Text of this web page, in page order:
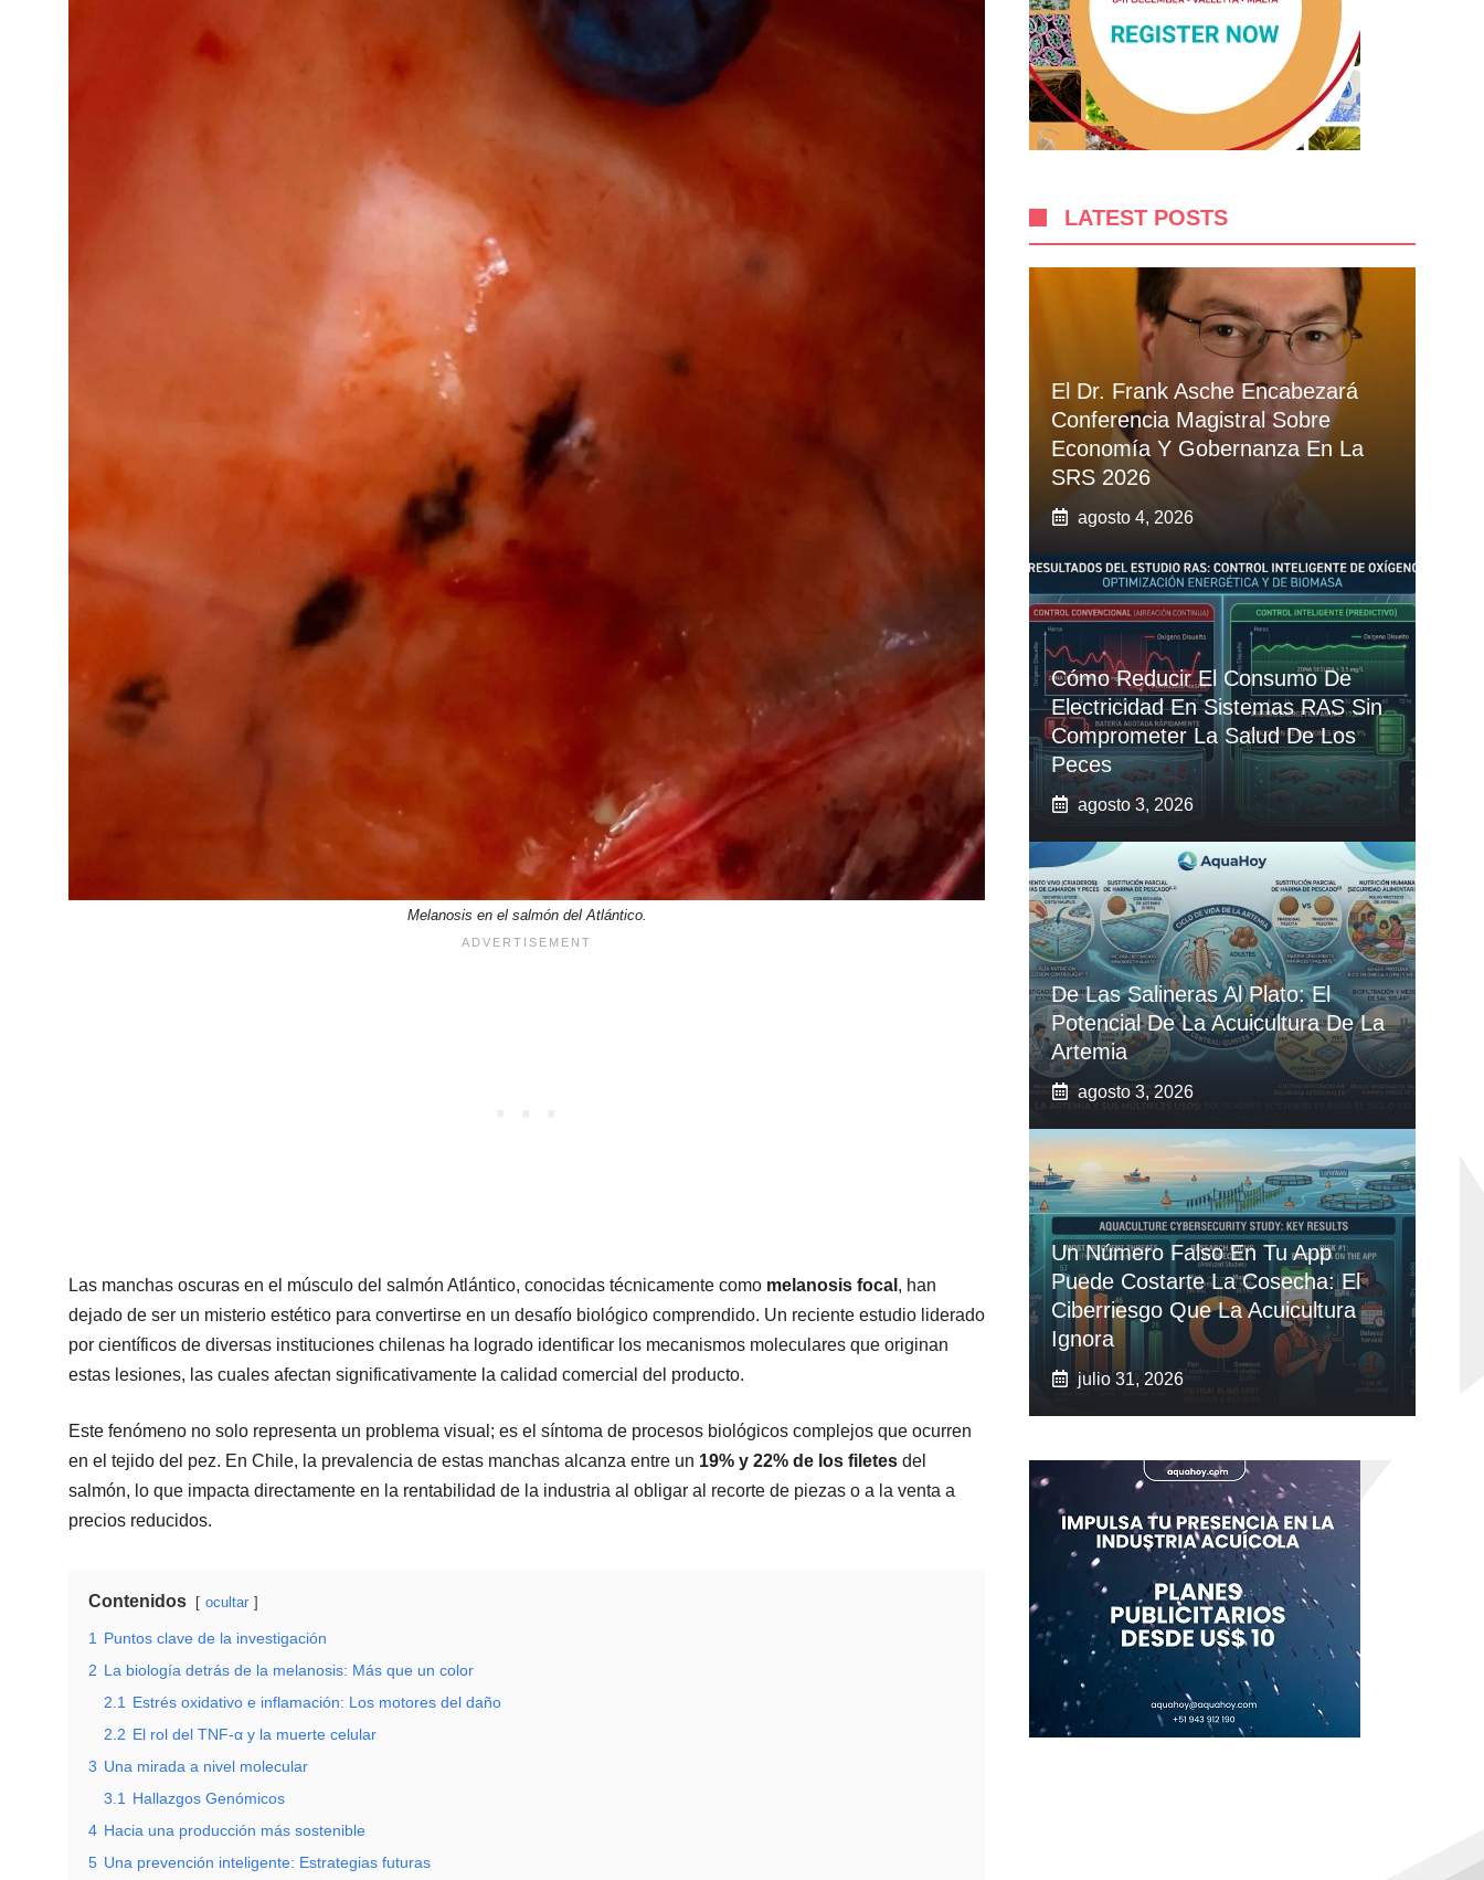
Melanosis en el salmón del Atlántico.
Las manchas oscuras en el músculo del salmón Atlántico, conocidas técnicamente como melanosis focal , han
dejado de ser un misterio estético para convertirse en un desafío biológico comprendido. Un reciente estudio liderado
por científicos de diversas instituciones chilenas ha logrado identificar los mecanismos moleculares que originan
estas lesiones, las cuales afectan significativamente la calidad comercial del producto.
Este fenómeno no solo representa un problema visual; es el síntoma de procesos biológicos complejos que ocurren
en el tejido del pez. En Chile, la prevalencia de estas manchas alcanza entre un 19% y 22% de los filetes del
salmón, lo que impacta directamente en la rentabilidad de la industria al obligar al recorte de piezas o a la venta a
precios reducidos.
Contenidos ocultar
1
Puntos clave de la investigación
2 La biología detrás de la melanosis: Más que un color
2.1
Estrés oxidativo e inflamación: Los motores del daño
2.2 El rol del TNF-α y la muerte celular
3 Una mirada a nivel molecular
3.1
Hallazgos Genómicos
4 Hacia una producción más sostenible
5 Una prevención inteligente: Estrategias futuras
LATEST POSTS
El Dr. Frank Asche Encabezará
Conferencia Magistral Sobre
Economía Y Gobernanza En La
SRS 2026
agosto 4, 2026
Cómo Reducir El Consumo De
Electricidad En Sistemas RAS Sin
Comprometer La Salud De Los
Peces
agosto 3, 2026
De Las Salineras Al Plato: El
Potencial De La Acuicultura De La
Artemia
agosto 3, 2026
Un Número Falso En Tu App
Puede Costarte La Cosecha: El
Ciberriesgo Que La Acuicultura
Ignora
julio 31, 2026